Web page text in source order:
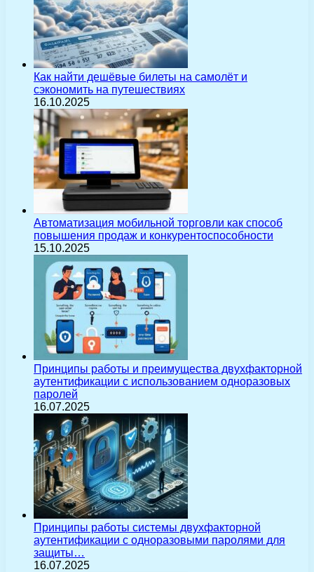
Как найти дешёвые билеты на самолёт и
сэкономить на путешествиях
16.10.2025
Автоматизация мобильной торговли как способ
повышения продаж и конкурентоспособности
15.10.2025
Принципы работы и преимущества двухфакторной
аутентификации с использованием одноразовых
паролей
16.07.2025
Принципы работы системы двухфакторной
аутентификации с одноразовыми паролями для
защиты…
16.07.2025